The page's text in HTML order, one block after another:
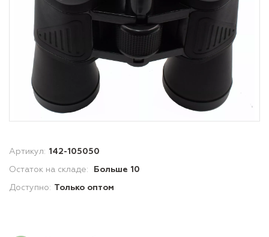
Артикул: 142-105050
Остаток на складе: Больше 10
Доступно: Только оптом